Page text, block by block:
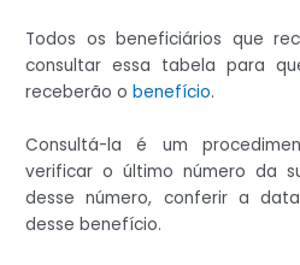
Todos os beneficiários que
consultar essa tabela para
receberão obenefício.
Consultá-la é um
verificar o último número da
desse número, conferir a
desse benefício.